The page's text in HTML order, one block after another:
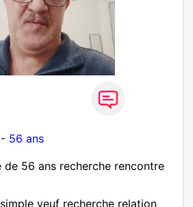
- 56 ans
de 56 ans recherche rencontre
veuf recherche relation